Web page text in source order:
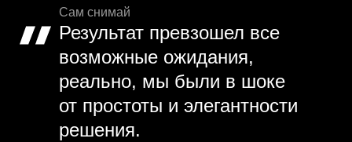
Сам снимай
Результат превзошел все
возможные ожидания,
реально, мы были в шоке
от простоты и элегантности
решения.